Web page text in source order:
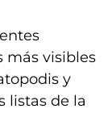
más visibles
y
listas de la